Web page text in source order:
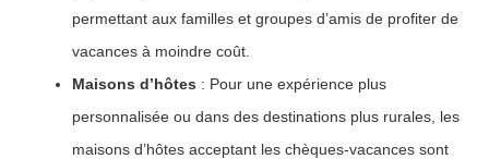
permettant aux familles et groupes d’amis de profiter de
vacances à moindre coût.
Maisons d’hôtes : Pour une expérience plus
personnalisée ou dans des destinations plus rurales, les
maisons d’hôtes acceptant les chèques-vacances sont